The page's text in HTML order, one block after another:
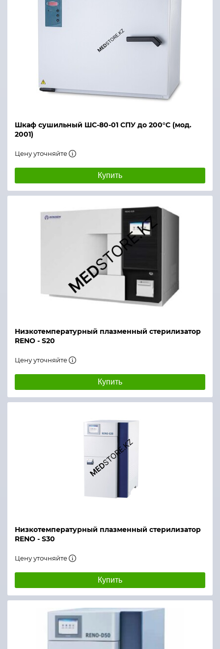
Время нагрева стерилизатора, не более, мин
Объем дистиллированной воды, заливаемой при
Средний срок службы стерилизатора составляет
Питание, В/Гц
Шкаф сушильный ШС-80-01 СПУ до 200°С (мод.
2001)
Цену уточняйте
Купить
Низкотемпературный плазменный стерилизатор
RENO - S20
Цену уточняйте
Купить
Низкотемпературный плазменный стерилизатор
RENO - S30
Цену уточняйте
Купить